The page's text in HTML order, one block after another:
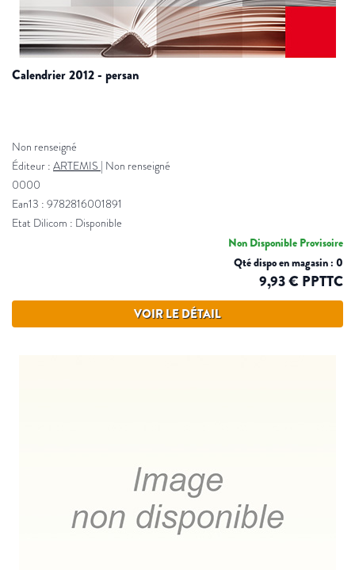
calendrier 2012 - persan
Non renseigné
Éditeur : ARTEMIS | Non renseigné
0000
Ean13 : 9782816001891
Etat Dilicom : Disponible
Non Disponible Provisoire
Qté dispo en magasin : 0
9,93 € PPTTC
VOIR LE DÉTAIL